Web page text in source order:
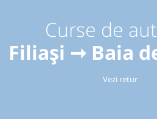
Curse de
Filiași ➞ Baia
Vezi retur